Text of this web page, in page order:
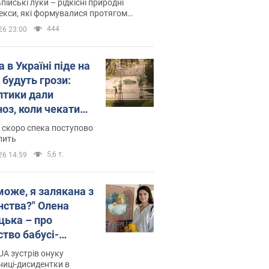
луки – рідкісні природні
які формувалися протягом
23:00 444
в Україні піде на
грози:
дали
коли чекати
погоди
скоро спека поступово
14:59 5,6 т.
я залякана з
Олена
– про
бабусі-
Алли
критику
зустрів онуку
дисидентки в